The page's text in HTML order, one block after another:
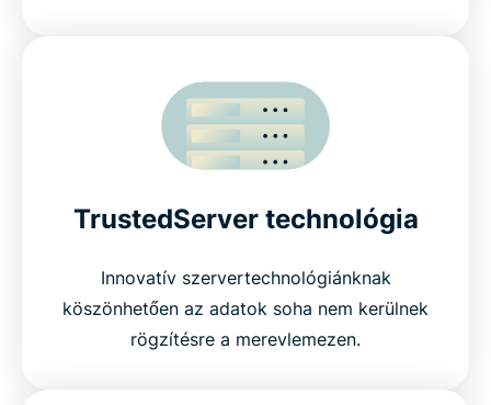
TrustedServer technológia
Innovatív szervertechnológiánknak
köszönhetően az adatok soha nem kerülnek
rögzítésre a merevlemezen.